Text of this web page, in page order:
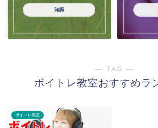
知識
― TAG ―
ボイトレ教室おすすめラ
ボイトレ教室